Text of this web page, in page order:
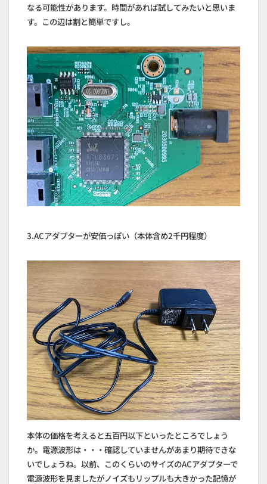
なる可能性があります。時間があれば試してみたいと思いま
す。この辺は割と簡単ですし。
3.ACアダプターが安価っぽい（本体含め2千円程度）
本体の価格を考えると五百円以下といったところでしょう
か。電源波形は・・・確認していませんがあまり期待できな
いでしょうね。以前、このくらいのサイズのACアダプターで
電源波形を見ましたがノイズもリップルも大きかった記憶が